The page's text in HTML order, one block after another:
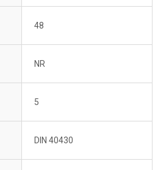
48
NR
5
DIN 40430